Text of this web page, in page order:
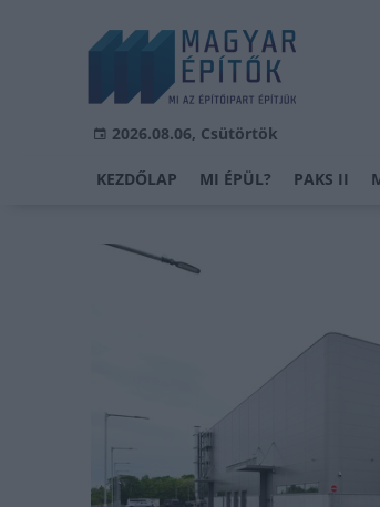
2026.08.06, Csütörtök
KEZDŐLAP MI ÉPÜL? PAKS II